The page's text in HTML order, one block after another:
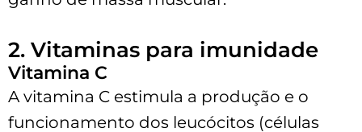
2. Vitaminas para imunidade
Vitamina C
A vitamina C estimula a produção e o
funcionamento dos leucócitos (células